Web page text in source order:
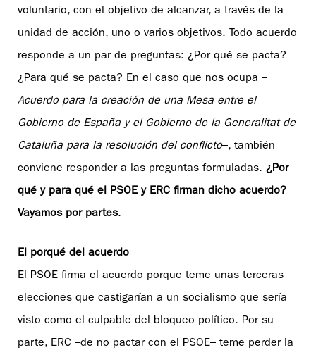
voluntario, con el objetivo de alcanzar, a través de la
unidad de acción, uno o varios objetivos. Todo acuerdo
responde a un par de preguntas: ¿Por qué se pacta?
¿Para qué se pacta? En el caso que nos ocupa –
Acuerdo para la creación de una Mesa entre el
Gobierno de España y el Gobierno de la Generalitat de
Cataluña para la resolución del conflicto–, también
conviene responder a las preguntas formuladas. ¿Por
qué y para qué el PSOE y ERC firman dicho acuerdo?
Vayamos por partes.
El porqué del acuerdo
El PSOE firma el acuerdo porque teme unas terceras
elecciones que castigarían a un socialismo que sería
visto como el culpable del bloqueo político. Por su
parte, ERC –de no pactar con el PSOE– teme perder la